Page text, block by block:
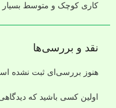
کاری کوچک و متوسط
نقد و بررسی‌ها
هنوز بررسی‌ای ثبت نشده
اولین کسی باشید که